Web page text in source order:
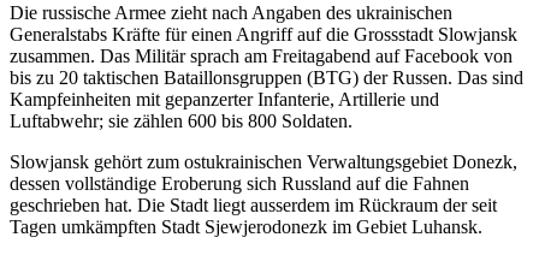
Die russische Armee zieht nach Angaben des ukrainischen
Generalstabs Kräfte für einen Angriff auf die Grossstadt Slowjansk
zusammen. Das Militär sprach am Freitagabend auf Facebook von
bis zu 20 taktischen Bataillonsgruppen (BTG) der Russen. Das sind
Kampfeinheiten mit gepanzerter Infanterie, Artillerie und
Luftabwehr; sie zählen 600 bis 800 Soldaten.
Slowjansk gehört zum ostukrainischen Verwaltungsgebiet Donezk,
dessen vollständige Eroberung sich Russland auf die Fahnen
geschrieben hat. Die Stadt liegt ausserdem im Rückraum der seit
Tagen umkämpften Stadt Sjewjerodonezk im Gebiet Luhansk.